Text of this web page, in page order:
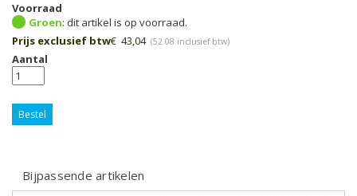
Voorraad
Groen
Prijs exclusief btw€ 43,04 (52.08 inclusief btw)
Aantal
Bestel
Bijpassende artikelen